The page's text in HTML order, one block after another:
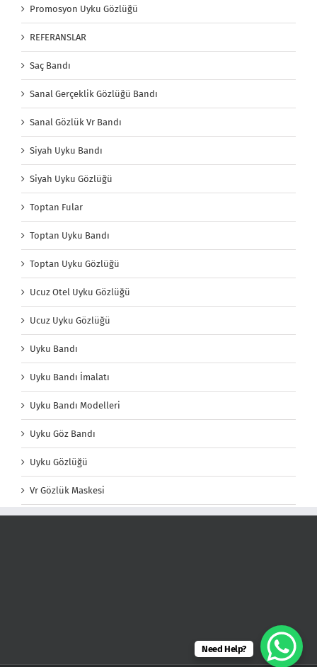
Promosyon Uyku Gözlüğü
REFERANSLAR
Saç Bandı
Sanal Gerçeklik Gözlüğü Bandı
Sanal Gözlük Vr Bandı
Siyah Uyku Bandı
Siyah Uyku Gözlüğü
Toptan Fular
Toptan Uyku Bandı
Toptan Uyku Gözlüğü
Ucuz Otel Uyku Gözlüğü
Ucuz Uyku Gözlüğü
Uyku Bandı
Uyku Bandı İmalatı
Uyku Bandı Modelleri
Uyku Göz Bandı
Uyku Gözlüğü
Vr Gözlük Maskesi
Need Help?